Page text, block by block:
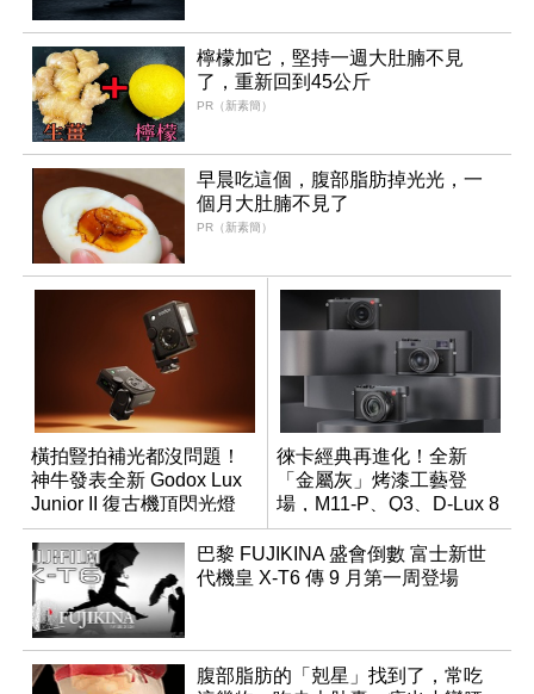
檸檬加它，堅持一週大肚腩不見
了，重新回到45公斤
PR（新素簡）
早晨吃這個，腹部脂肪掉光光，一
個月大肚腩不見了
PR（新素簡）
橫拍豎拍補光都沒問題！
神牛發表全新 Godox Lux
Junior II 復古機頂閃光燈
徠卡經典再進化！全新
「金屬灰」烤漆工藝登
場，M11-P、Q3、D-Lux 8
領銜換裝
巴黎 FUJIKINA 盛會倒數 富士新世
代機皇 X-T6 傳 9 月第一周登場
腹部脂肪的「剋星」找到了，常吃